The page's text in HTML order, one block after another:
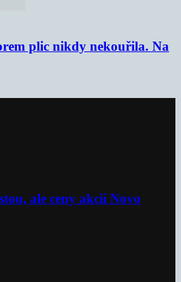
plic nikdy nekouřila. Na
ale ceny akcií Novo